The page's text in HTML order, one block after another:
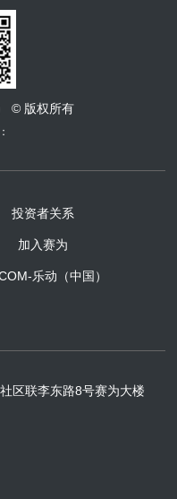
© 版权所有
投资者关系
加入赛为
乐动（中国）
区联李东路8号赛为大楼